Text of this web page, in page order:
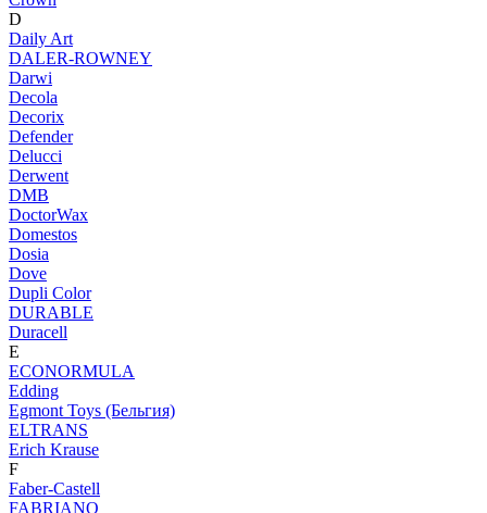
D
Daily Art
DALER-ROWNEY
Darwi
Decola
Decorix
Defender
Delucci
Derwent
DMB
DoctorWax
Domestos
Dosia
Dove
Dupli Color
DURABLE
Duracell
E
ECONORMULA
Edding
Egmont Toys (Бельгия)
ELTRANS
Erich Krause
F
Faber-Castell
FABRIANO